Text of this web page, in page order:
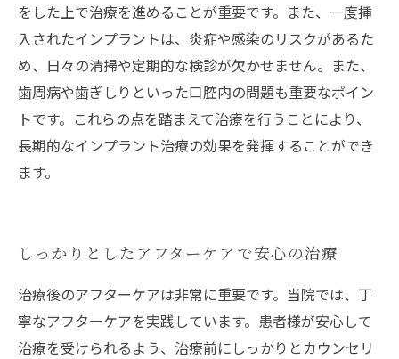
をした上で治療を進めることが重要です。また、一度挿
入されたインプラントは、炎症や感染のリスクがあるた
め、日々の清掃や定期的な検診が欠かせません。また、
歯周病や歯ぎしりといった口腔内の問題も重要なポイン
トです。これらの点を踏まえて治療を行うことにより、
長期的なインプラント治療の効果を発揮することができ
ます。
しっかりとしたアフターケアで安心の治療
治療後のアフターケアは非常に重要です。当院では、丁
寧なアフターケアを実践しています。患者様が安心して
治療を受けられるよう、治療前にしっかりとカウンセリ